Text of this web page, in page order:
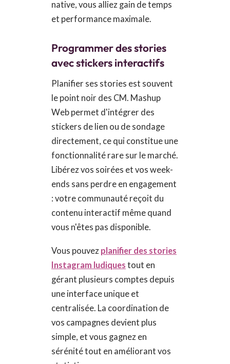
native, vous alliez gain de temps
et performance maximale.
Programmer des stories
avec stickers interactifs
Planifier ses stories est souvent
le point noir des CM. Mashup
Web permet d'intégrer des
stickers de lien ou de sondage
directement, ce qui constitue une
fonctionnalité rare sur le marché.
Libérez vos soirées et vos week-
ends sans perdre en engagement
: votre communauté reçoit du
contenu interactif même quand
vous n'êtes pas disponible.
Vous pouvez planifier des stories
Instagram ludiques tout en
gérant plusieurs comptes depuis
une interface unique et
centralisée. La coordination de
vos campagnes devient plus
simple, et vous gagnez en
sérénité tout en améliorant vos